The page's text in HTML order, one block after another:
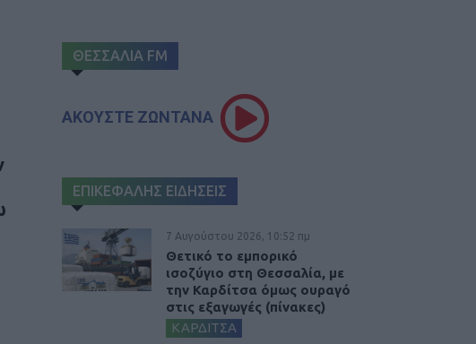
ΘΕΣΣΑΛΙΑ FM
ΑΚΟΥΣΤΕ ΖΩΝΤΑΝΑ
ΕΠΙΚΕΦΑΛΗΣ ΕΙΔΗΣΕΙΣ
7 Αυγούστου 2026, 10:52 πμ
Θετικό το εμπορικό
ισοζύγιο στη Θεσσαλία, με
την Καρδίτσα όμως ουραγό
στις εξαγωγές (πίνακες)
ΚΑΡΔΙΤΣΑ